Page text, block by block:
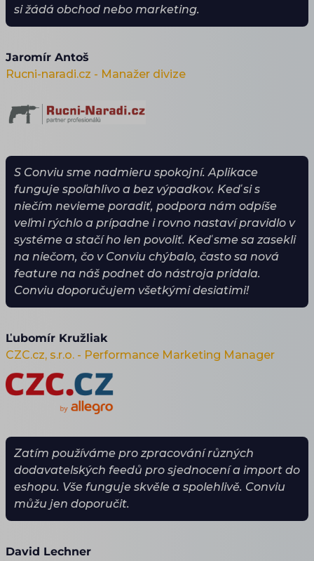
si žádá obchod nebo marketing.
Jaromír Antoš
Rucni-naradi.cz - Manažer divize
S Conviu sme nadmieru spokojní. Aplikace
funguje spoľahlivo a bez výpadkov. Keď si s
niečím nevieme poradiť, podpora nám odpíše
veľmi rýchlo a prípadne i rovno nastaví pravidlo v
systéme a stačí ho len povoliť. Keď sme sa zasekli
na niečom, čo v Conviu chýbalo, často sa nová
feature na náš podnet do nástroja pridala.
Conviu doporučujem všetkými desiatimi!
Ľubomír Kružliak
CZC.cz, s.r.o. - Performance Marketing Manager
Zatím používáme pro zpracování různých
dodavatelských feedů pro sjednocení a import do
eshopu. Vše funguje skvěle a spolehlivě. Conviu
můžu jen doporučit.
David Lechner